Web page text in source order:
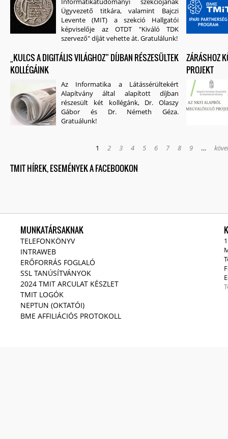
Ügyvezető titkára, valamint Bajczi
Levente (MIT) a szekció Hallgatói
képviselője az OTDT "Kiváló TDK
szervező" díját vehette át. Gratulálunk!
„KULCS A DIGITÁLIS VILÁGHOZ” DÍJBAN RÉSZESÜLTEK
KOLLÉGÁINK
Az Informatika a Látássérültekért
Alapítvány által alapított díjban
részesült két kollégánk, Dr. Olaszy
Gábor és Dr. Németh Géza.
Gratuálunk!
ZÁRÁSHOZ
PROJEKT
1 2 3 4 5 6 7 8 9 …
TMIT HÍREK, ESEMÉNYEK A FACEBOOKON
MUNKATÁRSAKNAK
TELEFONKÖNYV
INTRAWEB
ERŐFORRÁS FOGLALÓ
SSL TANÚSÍTVÁNYOK
2024 TMIT ARCULAT KÉSZLET
TMIT LOGÓK
NEPTUN (OKTATÓI)
BME AFFILIÁCIÓS PROTOKOLL